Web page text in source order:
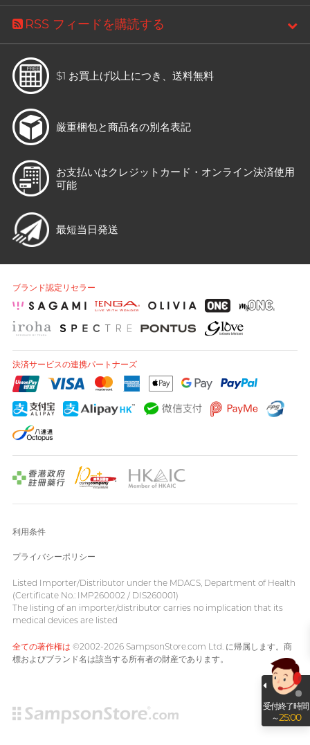
RSS フィードを購読する
$1 お買上げ以上につき、 送料無料
厳重梱包と商品名の別名表記
お支払いはクレジットカード・ オンライン決済使用
可能
最短当日発送
ブランド認定リセラー
決済サービスの連携パートナーズ
利用条件
プライバシーポリシー
Listed Importer/Distributor under the MDACS, Department of Health
(Certificate No.: IMP260002 / DIS260001)
The listing of an importer/distributor carries no implication that its
medical devices are listed
全ての著作権は ©2002-2026 SampsonStore.com Ltd. に帰属します。商
標およびブランド名は該当する所有者の財産であります。
受付終了時間
～25:00